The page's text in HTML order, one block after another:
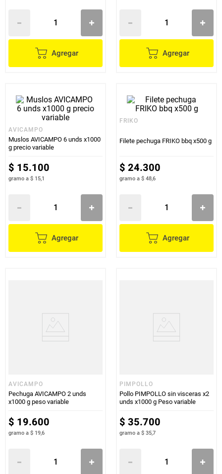
Agregar Agregar
AVICAMPO
Muslos AVICAMPO 6 unds x1000
g precio variable
$ 15.100
gramo a $ 15,1
Agregar
FRIKO
Filete pechuga FRIKO bbq x500 g
$ 24.300
gramo a $ 48,6
Agregar
AVICAMPO
Pechuga AVICAMPO 2 unds
x1000 g peso variable
$ 19.600
gramo a $ 19,6
PIMPOLLO
Pollo PIMPOLLO sin visceras x2
unds x1000 g Peso variable
$ 35.700
gramo a $ 35,7